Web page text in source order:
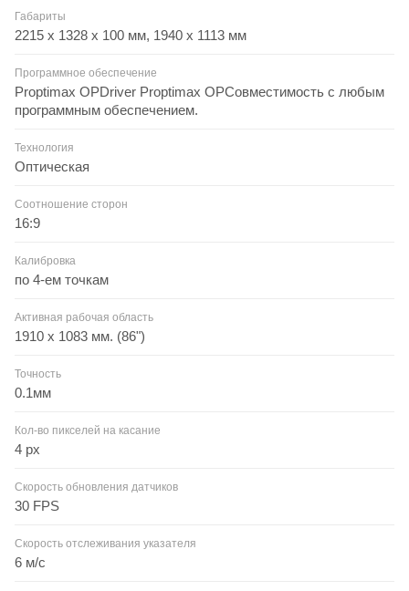
Габариты
2215 x 1328 x 100 мм, 1940 x 1113 мм
Программное обеспечение
Proptimax OPDriver Proptimax OPСовместимость с любым
программным обеспечением.
Технология
Оптическая
Соотношение сторон
16:9
Калибровка
по 4-ем точкам
Активная рабочая область
1910 x 1083 мм. (86")
Точность
0.1мм
Кол-во пикселей на касание
4 px
Скорость обновления датчиков
30 FPS
Скорость отслеживания указателя
6 м/с